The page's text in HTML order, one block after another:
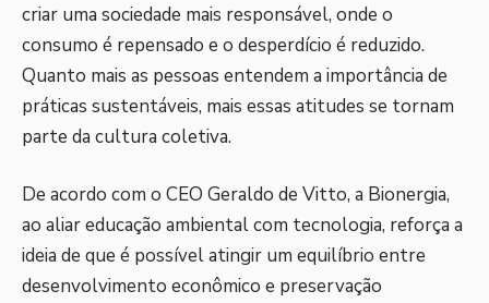
criar uma sociedade mais responsável, onde o
consumo é repensado e o desperdício é reduzido.
Quanto mais as pessoas entendem a importância de
práticas sustentáveis, mais essas atitudes se tornam
parte da cultura coletiva.
De acordo com o CEO Geraldo de Vitto, a Bionergia,
ao aliar educação ambiental com tecnologia, reforça a
ideia de que é possível atingir um equilíbrio entre
desenvolvimento econômico e preservação